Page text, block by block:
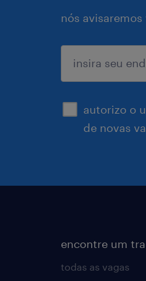
nós
autorizo o
de novas
enviar
encontre um
todas as vagas